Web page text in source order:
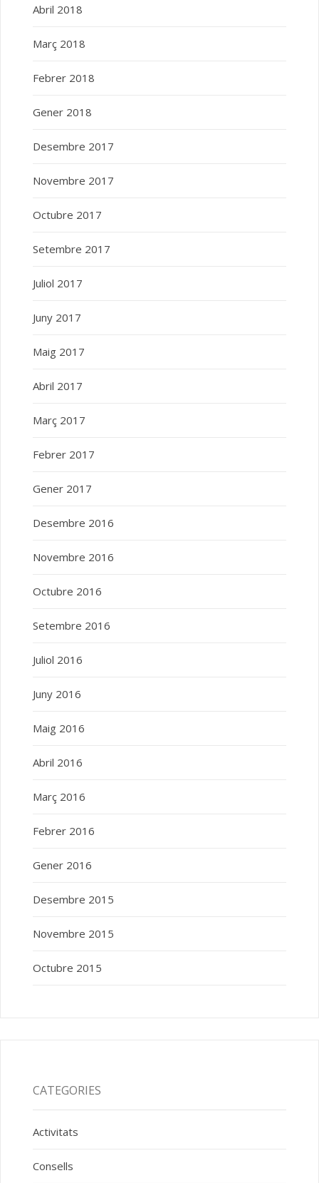
Abril 2018
Març 2018
Febrer 2018
Gener 2018
Desembre 2017
Novembre 2017
Octubre 2017
Setembre 2017
Juliol 2017
Juny 2017
Maig 2017
Abril 2017
Març 2017
Febrer 2017
Gener 2017
Desembre 2016
Novembre 2016
Octubre 2016
Setembre 2016
Juliol 2016
Juny 2016
Maig 2016
Abril 2016
Març 2016
Febrer 2016
Gener 2016
Desembre 2015
Novembre 2015
Octubre 2015
CATEGORIES
Activitats
Consells